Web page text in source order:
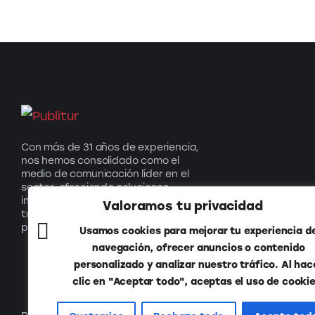
Valoramos tu privacidad
Usamos cookies para mejorar tu experiencia
navegación, ofrecer anuncios o contenido
personalizado y analizar nuestro tráfico. Al
clic en "Aceptar todo", aceptas el uso de
Con más de 31 años de experiencia,
nos hemos consolidado como el
medio de comunicación líder en el
sector, ofreciendo soluciones
innovadoras que impulsan el
turismo y generan oportunidades
para nuestros socios.